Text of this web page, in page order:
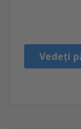
Vedeți